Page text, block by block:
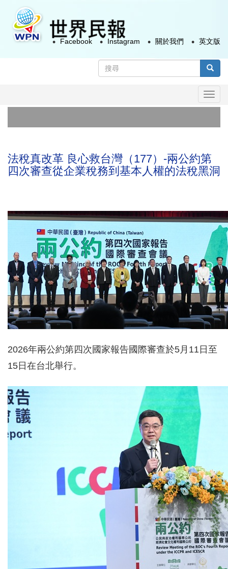
容
搜
尋
Facebook Instagram 關於我們 英文版
法稅真改革 良心救台灣（177）-兩公約第
四次審查從企業稅務到基本人權的法稅黑洞
2026年兩公約第四次國家報告國際審查於5月11日至
15日在台北舉行。